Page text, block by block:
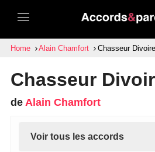
Home Alain Chamfort Chasseur
Chasseur
de Alain Chamfort
Voir tous les accords